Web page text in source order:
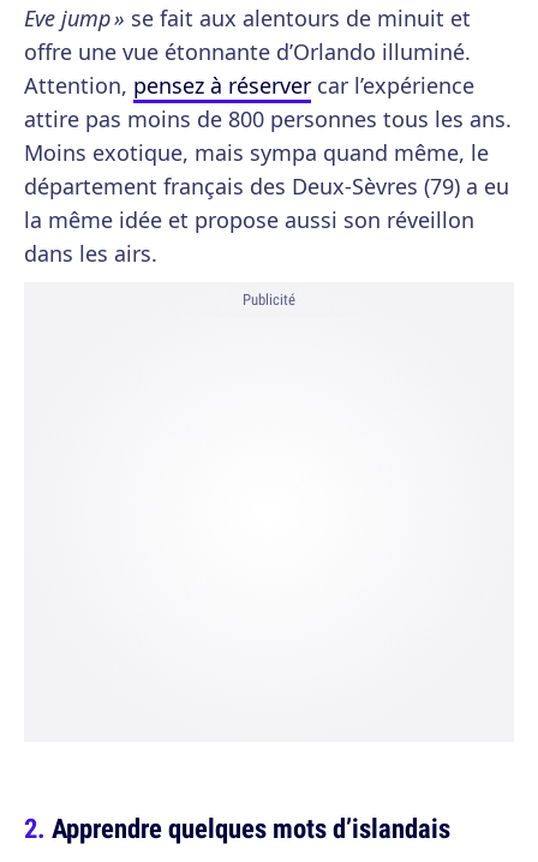
Eve jump » se fait aux alentours de minuit et
offre une vue étonnante d’Orlando illuminé.
Attention, pensez à réserver car l’expérience
attire pas moins de 800 personnes tous les ans.
Moins exotique, mais sympa quand même, le
département français des Deux-Sèvres (79) a eu
la même idée et propose aussi son réveillon
dans les airs.
Publicité
Apprendre quelques mots d’islandais